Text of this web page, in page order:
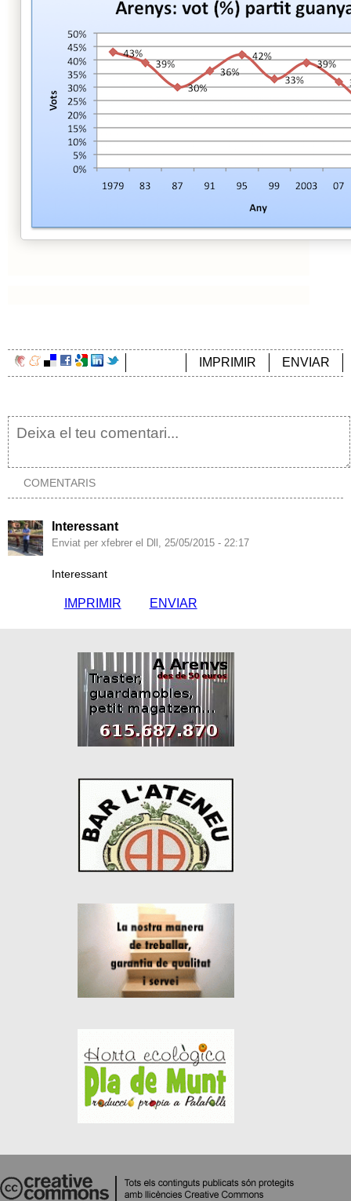
ENVIAR
IMPRIMIR
COMENTARIS
Interessant
Enviat per xfebrer el Dll, 25/05/2015 - 22:17
Interessant
IMPRIMIR ENVIAR